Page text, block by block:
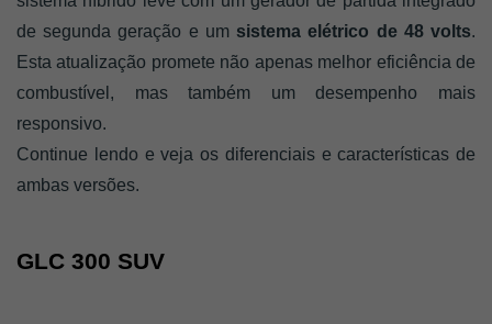
de segunda geração e um sistema elétrico de 48 volts.
Esta atualização promete não apenas melhor eficiência de
combustível, mas também um desempenho mais
responsivo.
Continue lendo e veja os diferenciais e características de
ambas versões.
GLC 300 SUV